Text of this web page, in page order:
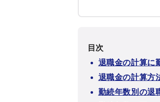
目次
退職金の計算に
退職金の計算方
勤続年数別の退